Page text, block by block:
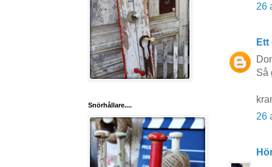
26
Så
26
Snörhållare....